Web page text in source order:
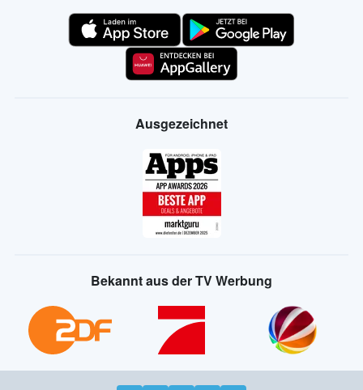
Ausgezeichnet
Bekannt aus der TV Werbung